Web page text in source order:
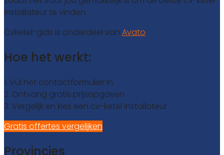
installateur te vinden.
Cvketel-gids is onderdeel van Avato
Hoe het werkt:
1. Vul het contactformulier in
2. Ontvang gratis prijsopgaven
3. Vergelijk en kies een cv-ketel installateur
Gratis offertes vergelijken
Provincies